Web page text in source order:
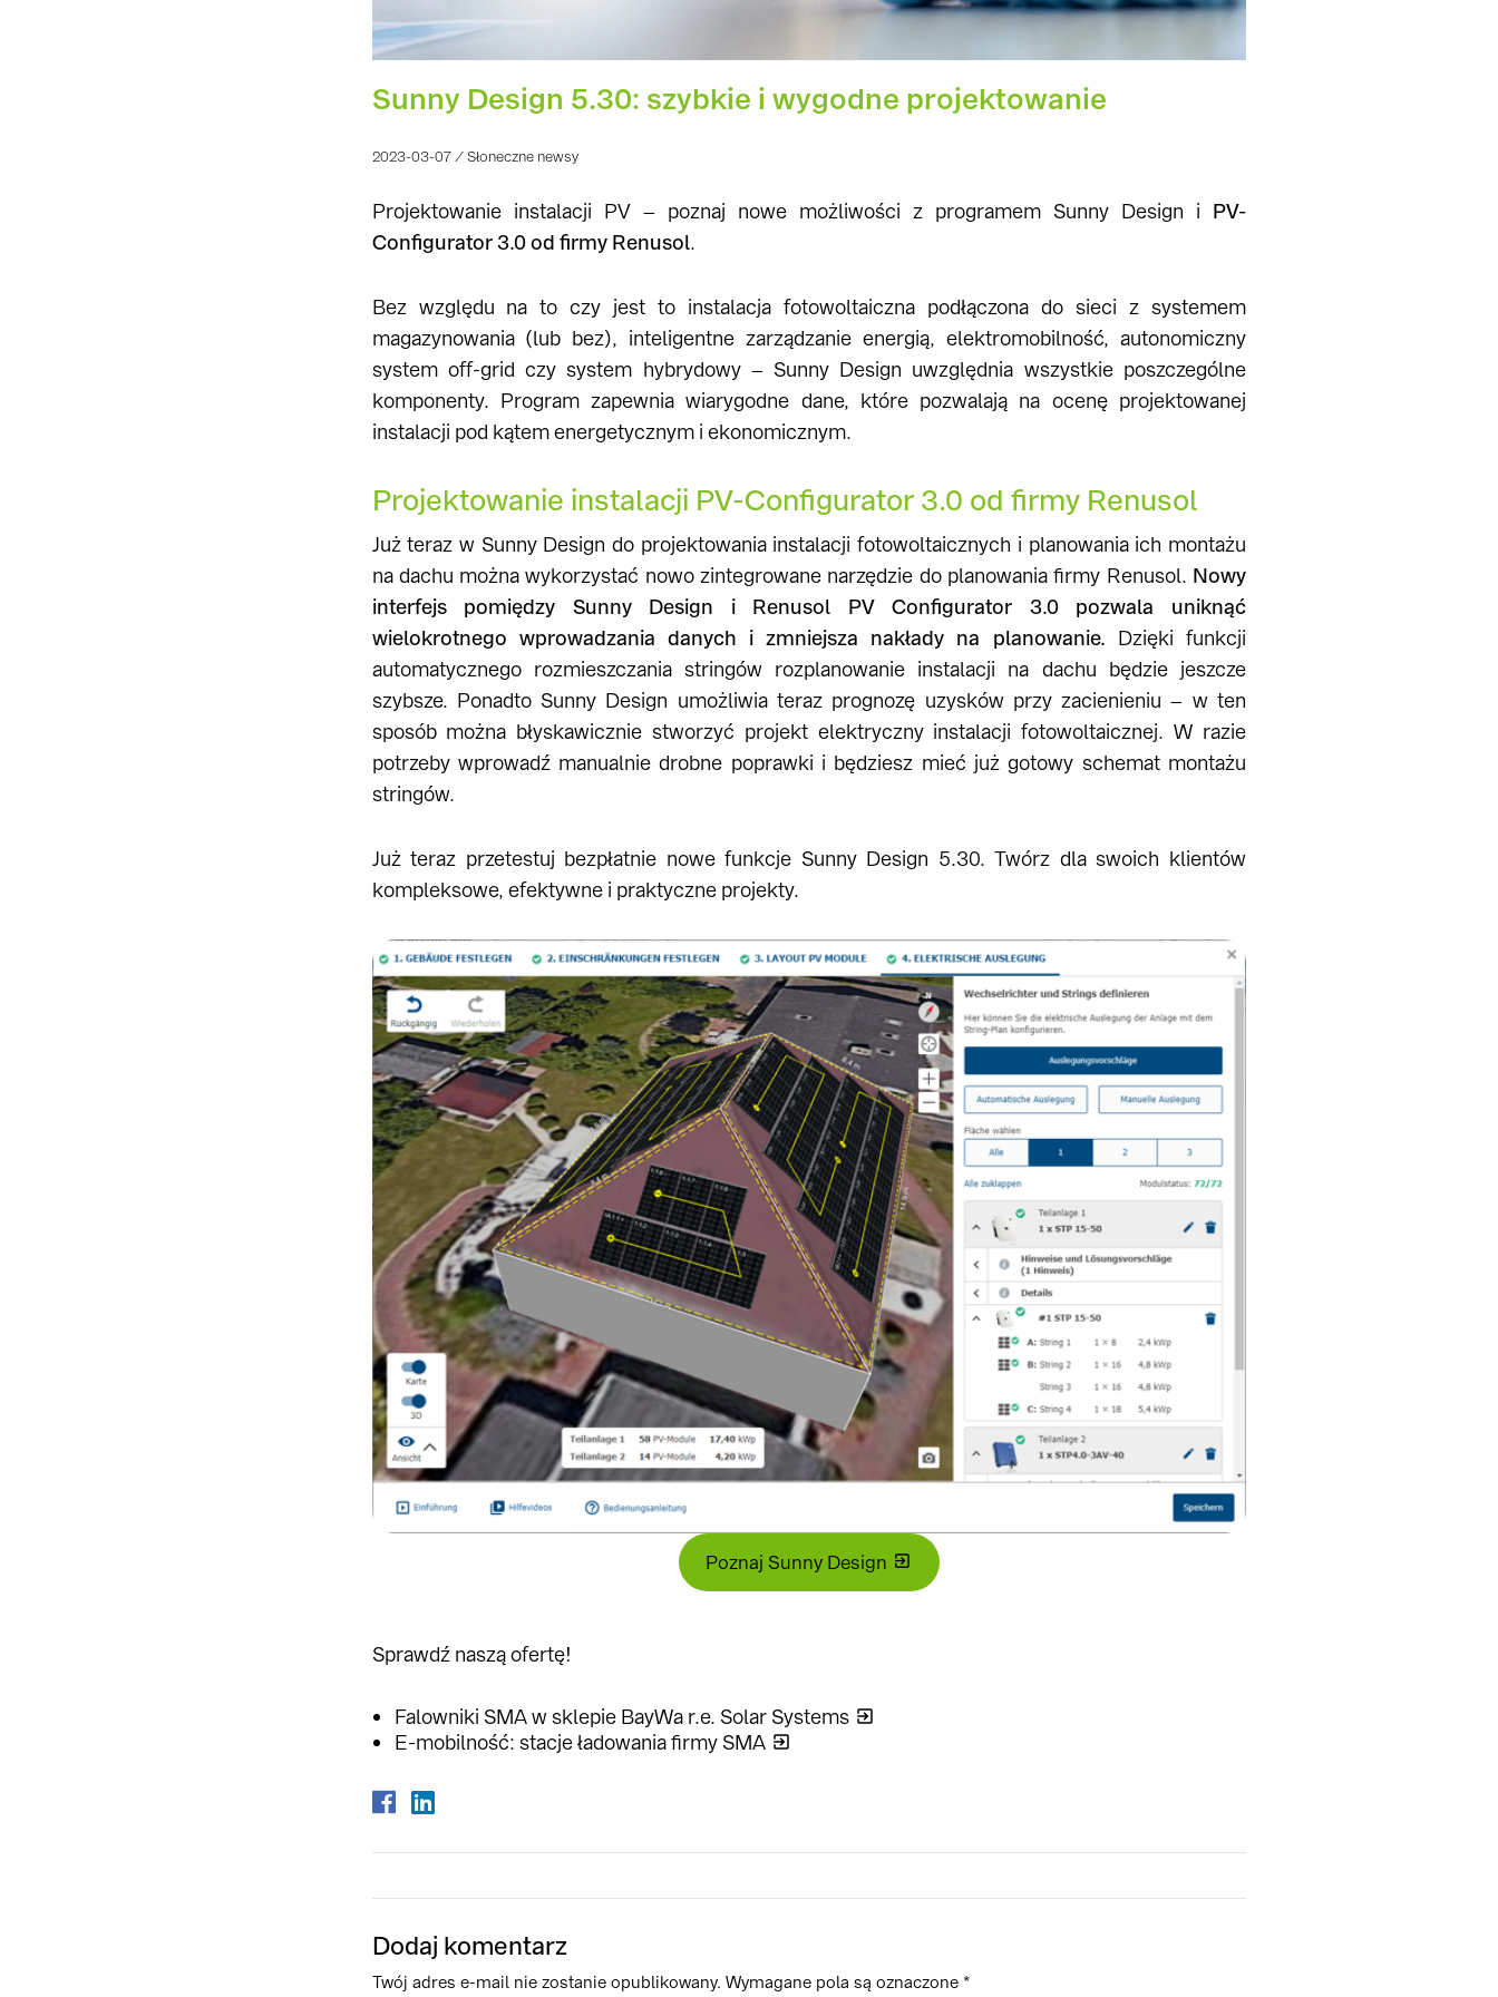
Sunny Design 5.30: szybkie i wygodne projektowanie
2023-03-07 / Słoneczne newsy
Projektowanie instalacji PV – poznaj nowe możliwości z programem Sunny Design i PV-
Configurator 3.0 od firmy Renusol.
Bez względu na to czy jest to instalacja fotowoltaiczna podłączona do sieci z systemem
magazynowania (lub bez), inteligentne zarządzanie energią, elektromobilność, autonomiczny
system off-grid czy system hybrydowy – Sunny Design uwzględnia wszystkie poszczególne
komponenty. Program zapewnia wiarygodne dane, które pozwalają na ocenę projektowanej
instalacji pod kątem energetycznym i ekonomicznym.
Projektowanie instalacji PV-Configurator 3.0 od firmy Renusol
Już teraz w Sunny Design do projektowania instalacji fotowoltaicznych i planowania ich montażu
na dachu można wykorzystać nowo zintegrowane narzędzie do planowania firmy Renusol. Nowy
interfejs pomiędzy Sunny Design i Renusol PV Configurator 3.0 pozwala uniknąć
wielokrotnego wprowadzania danych i zmniejsza nakłady na planowanie. Dzięki funkcji
automatycznego rozmieszczania stringów rozplanowanie instalacji na dachu będzie jeszcze
szybsze. Ponadto Sunny Design umożliwia teraz prognozę uzysków przy zacienieniu – w ten
sposób można błyskawicznie stworzyć projekt elektryczny instalacji fotowoltaicznej. W razie
potrzeby wprowadź manualnie drobne poprawki i będziesz mieć już gotowy schemat montażu
stringów.
Już teraz przetestuj bezpłatnie nowe funkcje Sunny Design 5.30. Twórz dla swoich klientów
kompleksowe, efektywne i praktyczne projekty.
Poznaj Sunny Design
Sprawdź naszą ofertę!
Falowniki SMA w sklepie BayWa r.e. Solar Systems
E-mobilność: stacje ładowania firmy SMA
Dodaj komentarz
Twój adres e-mail nie zostanie opublikowany. Wymagane pola są oznaczone *